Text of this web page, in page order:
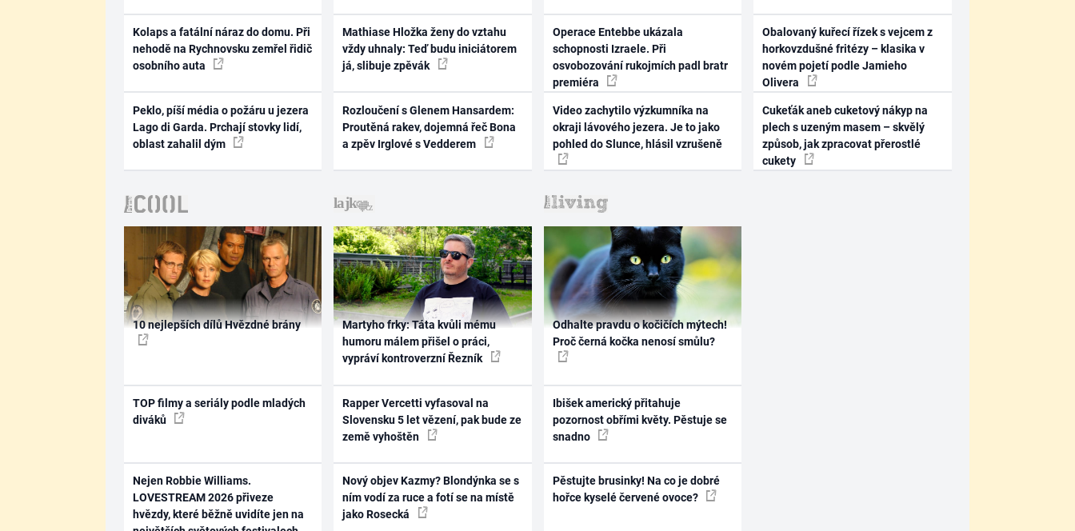
Kolaps a fatální náraz do domu. Při
nehodě na Rychnovsku zemřel řidič
osobního auta
Peklo, píší média o požáru u jezera
Lago di Garda. Prchají stovky lidí,
oblast zahalil dým
Mathiase Hložka ženy do vztahu
vždy uhnaly: Teď budu iniciátorem
já, slibuje zpěvák
Rozloučení s Glenem Hansardem:
Proutěná rakev, dojemná řeč Bona
a zpěv Irglové s Vedderem
Operace Entebbe ukázala
schopnosti Izraele. Při
osvobozování rukojmích padl bratr
premiéra
Video zachytilo výzkumníka na
okraji lávového jezera. Je to jako
pohled do Slunce, hlásil vzrušeně
Obalovaný kuřecí řízek s vejcem z
horkovzdušné fritézy – klasika v
novém pojetí podle Jamieho
Olivera
Cukeťák aneb cuketový nákyp na
plech s uzeným masem – skvělý
způsob, jak zpracovat přerostlé
cukety
10 nejlepších dílů Hvězdné brány
TOP filmy a seriály podle mladých
diváků
Nejen Robbie Williams.
LOVESTREAM 2026 přiveze
hvězdy, které běžně uvidíte jen na
Martyho frky: Táta kvůli mému
humoru málem přišel o práci,
vypráví kontroverzní Řezník
Rapper Vercetti vyfasoval na
Slovensku 5 let vězení, pak bude ze
země vyhoštěn
Nový objev Kazmy? Blondýnka se s
ním vodí za ruce a fotí se na místě
jako Rosecká
Odhalte pravdu o kočičích mýtech!
Proč černá kočka nenosí smůlu?
Ibišek americký přitahuje
pozornost obřími květy. Pěstuje se
snadno
Pěstujte brusinky! Na co je dobré
hořce kyselé červené ovoce?